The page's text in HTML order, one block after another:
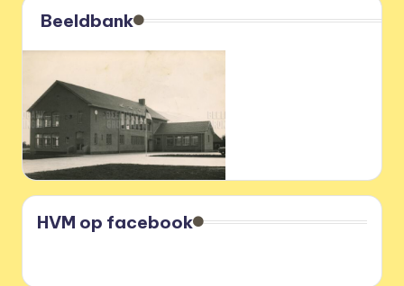
Beeldbank
HVM op facebook